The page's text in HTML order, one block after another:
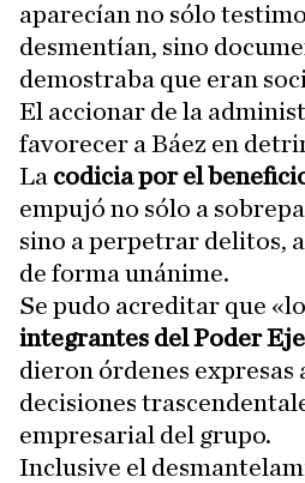
aparecían no sólo
desmentían, sino
demostraba que eran
El accionar de la
favorecer a Báez en
La codicia por el
empujó no sólo a
sino a perpetrar delitos,
de forma unánime.
Se pudo acreditar que
integrantes del Poder
dieron órdenes expresas
decisiones
empresarial del grupo.
Inclusive el